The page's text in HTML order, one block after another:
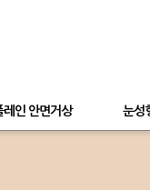
레인 안면거상 눈성